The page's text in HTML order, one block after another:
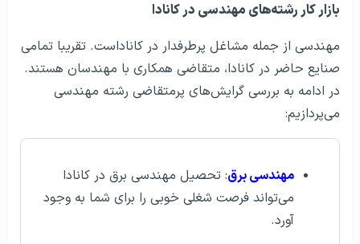
بازار کار رشته‌های مهندسی در کانادا
مهندسی از جمله مشاغل پرطرفدار در کاناداست. تقریبا تمامی
صنایع حاضر در کانادا، متقاضی همکاری با مهندسان هستند.
در ادامه به بررسی گرایش‌های پرمتقاضی رشته مهندسی
می‌پردازیم:
مهندسی برق: تحصیل مهندسی برق در کانادا
می‌تواند فرصت شغلی خوبی را برای شما به وجود
آورد.